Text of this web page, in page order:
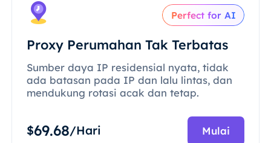
Perfect for AI
Proxy Perumahan Tak Terbatas
Sumber daya IP residensial nyata, tidak
ada batasan pada IP dan lalu lintas, dan
mendukung rotasi acak dan tetap.
$69.68/Hari Mulai